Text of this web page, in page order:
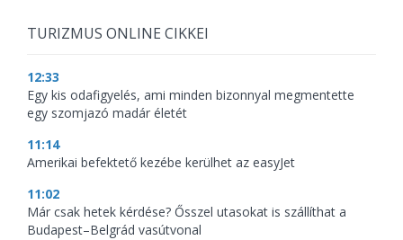
TURIZMUS ONLINE CIKKEI
12:33
Egy kis odafigyelés, ami minden bizonnyal megmentette
egy szomjazó madár életét
11:14
Amerikai befektető kezébe kerülhet az easyJet
11:02
Már csak hetek kérdése? Ősszel utasokat is szállíthat a
Budapest–Belgrád vasútvonal